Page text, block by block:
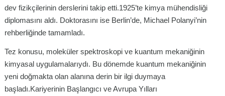
dev fizikçilerinin derslerini takip etti.1925’te kimya mühendisliği
diplomasını aldı. Doktorasını ise Berlin’de, Michael Polanyi’nin
rehberliğinde tamamladı.
Tez konusu, moleküler spektroskopi ve kuantum mekaniğinin
kimyasal uygulamalarıydı. Bu dönemde kuantum mekaniğinin
yeni doğmakta olan alanına derin bir ilgi duymaya
başladı.Kariyerinin Başlangıcı ve Avrupa Yılları